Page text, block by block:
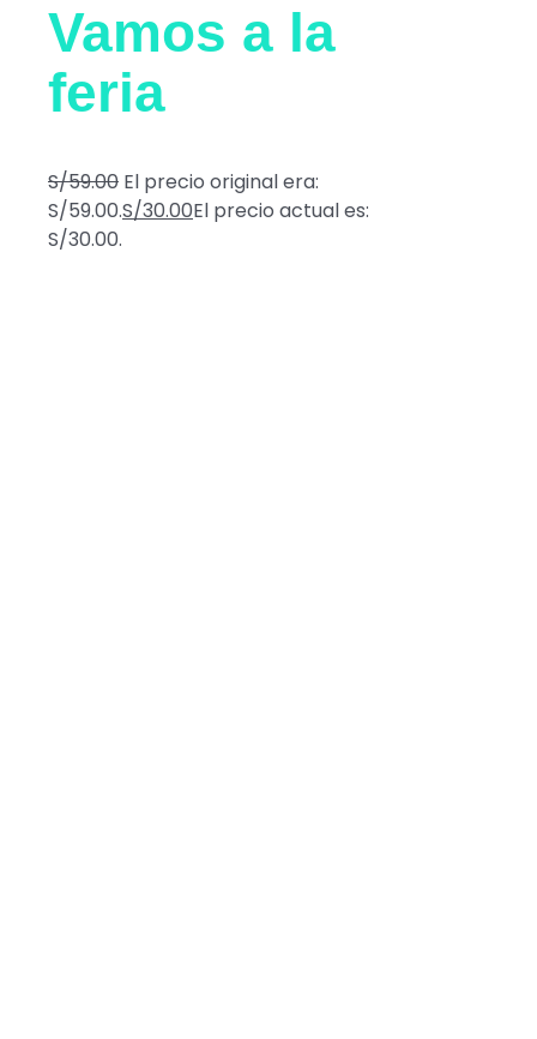
Vamos a la
feria
S/59.00 El precio original era:
S/59.00.S/30.00El precio actual es:
S/30.00.